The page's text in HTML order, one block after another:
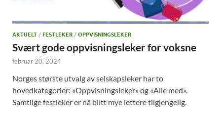
AKTUELT / FESTLEKER / OPPVISNINGSLEKER
Svært gode oppvisningsleker for voksne
februar 20, 2024
Norges største utvalg av selskapsleker har to
hovedkategorier: «Oppvisningsleker» og «Alle med».
Samtlige festleker er nå blitt mye lettere tilgjengelig.